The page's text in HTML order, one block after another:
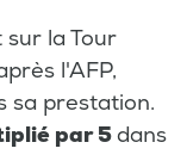
la Tour
l'AFP,
sa prestation.
par 5dans